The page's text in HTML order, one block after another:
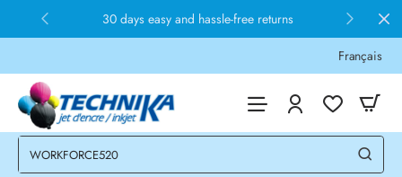
30 days easy and hassle-free returns
Français